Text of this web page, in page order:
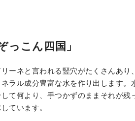
っこん四国」
ーネと言われる竪穴がたくさんあ
ラル成分豊富な水を作り出します
て何より、手つかずのままそれが
ています。